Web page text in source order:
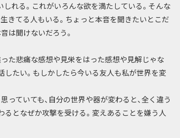
れる。これがいろんな欲を満たしている。そんな
きてる人もいる。ちょっと本音を聞きたいとこだ
は聞けないだろう。
た悲痛な感想や見栄をはった感想や見解じゃな
したい。もしかしたら今いる友人も私が世界を変
ていても、自分の世界や器が変わると、全く違う
るとなぜか攻撃を受ける。変えあることを嫌う人